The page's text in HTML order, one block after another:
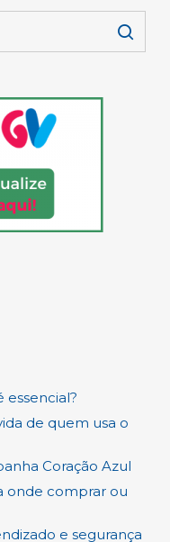
essencial?
de quem usa o
Coração Azul
onde comprar ou
e segurança